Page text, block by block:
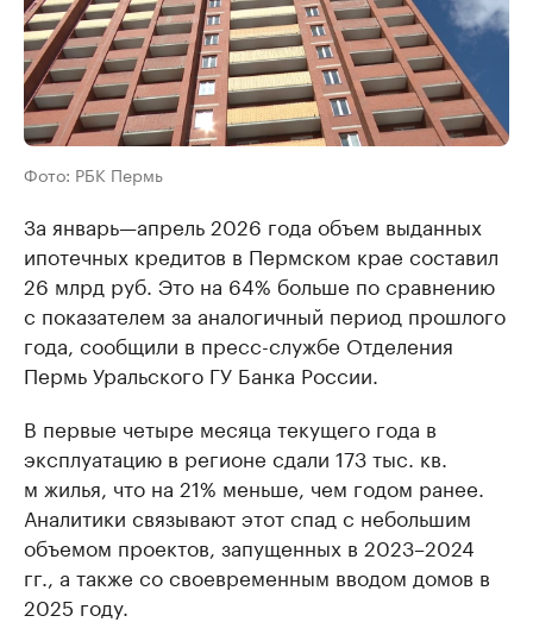
Фото: РБК Пермь
За январь—апрель 2026 года объем выданных
ипотечных кредитов в Пермском крае составил
26 млрд руб. Это на 64% больше по сравнению
с показателем за аналогичный период прошлого
года, сообщили в пресс-службе Отделения
Пермь Уральского ГУ Банка России.
В первые четыре месяца текущего года в
эксплуатацию в регионе сдали 173 тыс. кв.
м жилья, что на 21% меньше, чем годом ранее.
Аналитики связывают этот спад с небольшим
объемом проектов, запущенных в 2023–2024
гг., а также со своевременным вводом домов в
2025 году.